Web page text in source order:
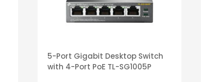
5-Port Gigabit Desktop Switch
with 4-Port PoE TL-SG1005P